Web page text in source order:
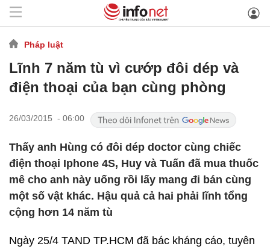
Pháp luật
Lĩnh 7 năm tù vì cướp đôi dép và
điện thoại của bạn cùng phòng
26/03/2015 - 06:00
Thấy anh Hùng có đôi dép doctor cùng chiếc
điện thoại Iphone 4S, Huy và Tuấn đã mua thuốc
mê cho anh này uống rồi lấy mang đi bán cùng
một số vật khác. Hậu quả cả hai phải lĩnh tổng
cộng hơn 14 năm tù
Ngày 25/4 TAND TP.HCM đã bác kháng cáo, tuyên